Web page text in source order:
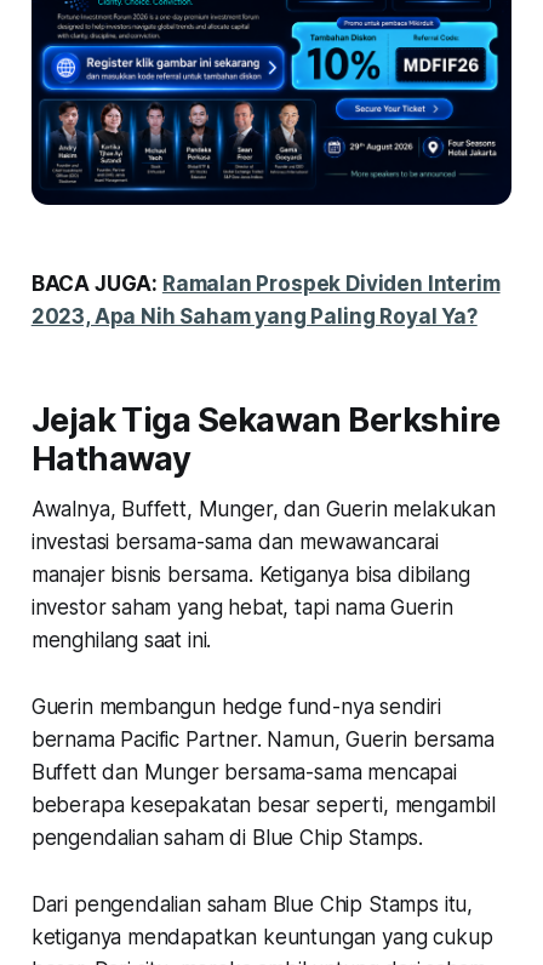
BACA JUGA: Ramalan Prospek Dividen Interim
2023, Apa Nih Saham yang Paling Royal Ya?
Jejak Tiga Sekawan Berkshire
Hathaway
Awalnya, Buffett, Munger, dan Guerin melakukan
investasi bersama-sama dan mewawancarai
manajer bisnis bersama. Ketiganya bisa dibilang
investor saham yang hebat, tapi nama Guerin
menghilang saat ini.
Guerin membangun hedge fund-nya sendiri
bernama Pacific Partner. Namun, Guerin bersama
Buffett dan Munger bersama-sama mencapai
beberapa kesepakatan besar seperti, mengambil
pengendalian saham di Blue Chip Stamps.
Dari pengendalian saham Blue Chip Stamps itu,
ketiganya mendapatkan keuntungan yang cukup